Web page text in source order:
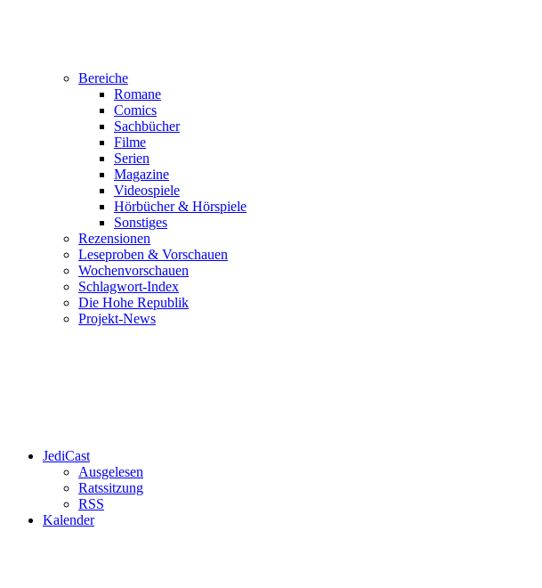
Bereiche
Romane
Comics
Sachbücher
Filme
Serien
Magazine
Videospiele
Hörbücher & Hörspiele
Sonstiges
Rezensionen
Leseproben & Vorschauen
Wochenvorschauen
Schlagwort-Index
Die Hohe Republik
Projekt-News
JediCast
Ausgelesen
Ratssitzung
RSS
Kalender